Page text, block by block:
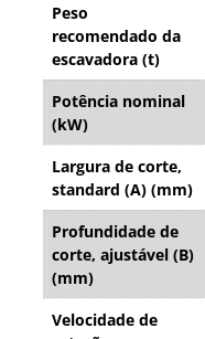
Peso
recomendado da
escavadora (t)
Potência nominal
(kW)
Largura de corte,
standard (A) (mm)
Profundidade de
corte, ajustável (B)
(mm)
Velocidade de